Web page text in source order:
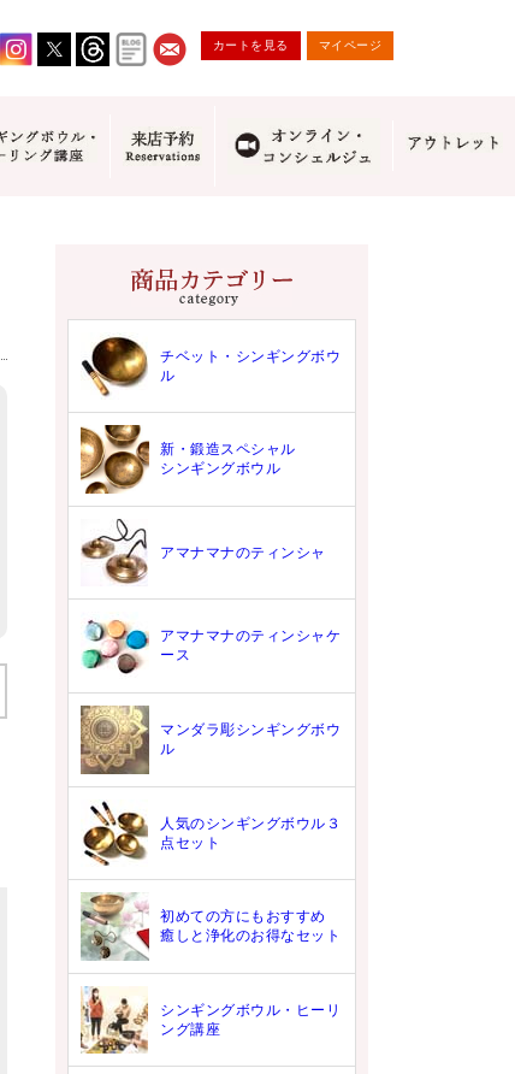
カートを見る マイページ
チベット・シンギングボウ
ル
新・鍛造スペシャル
シンギングボウル
アマナマナのティンシャ
アマナマナのティンシャケ
ース
マンダラ彫シンギングボウ
ル
人気のシンギングボウル３
点セット
初めての方にもおすすめ
癒しと浄化のお得なセット
シンギングボウル・ヒーリ
ング講座